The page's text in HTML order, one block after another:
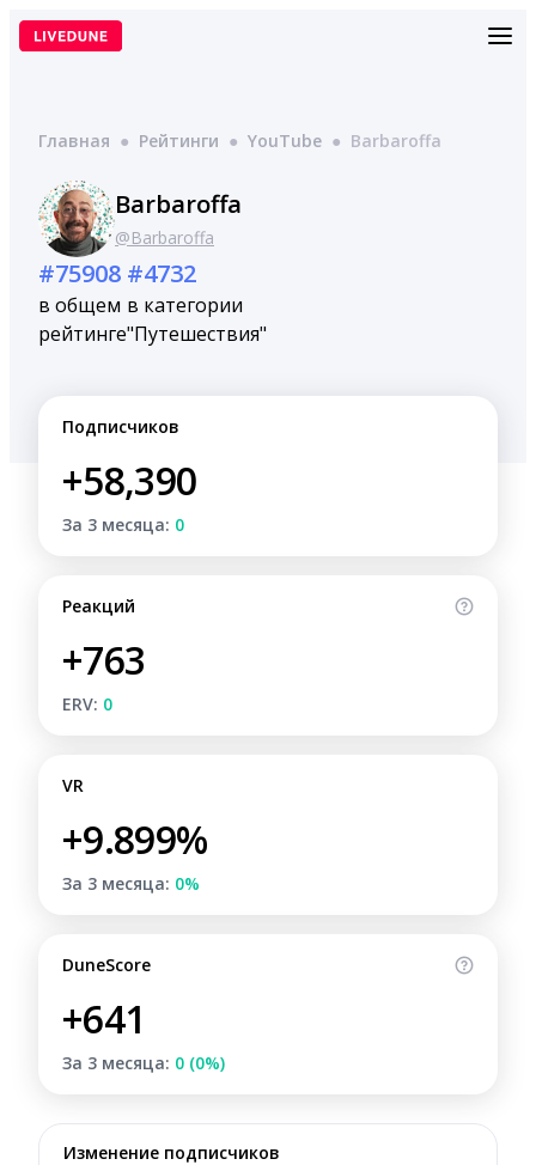
Перейти
Главная ● Рейтинги ● YouTube ● Barbaroffa
Barbaroffa
@Barbaroffa
#75908
в общем
рейтинге
#4732
в категории
"Путешествия"
Подписчиков
+58,390
За 3 месяца: 0
Реакций
+763
ERV: 0
VR
+9.899%
За 3 месяца: 0%
DuneScore
+641
За 3 месяца: 0 (0%)
Изменение подписчиков